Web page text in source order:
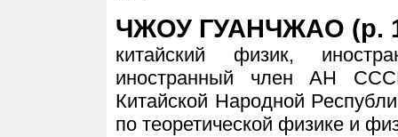
ЧЖОУ ГУАНЧЖАО (р.
китайский физик,
иностранный член АН
Китайской Народной
по теоретической физике и